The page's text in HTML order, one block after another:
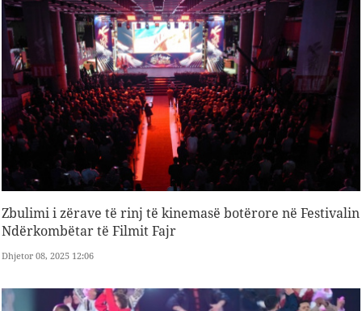
Zbulimi i zërave të rinj të kinemasë botërore në Festivalin
Ndërkombëtar të Filmit Fajr
Dhjetor 08, 2025 12:06